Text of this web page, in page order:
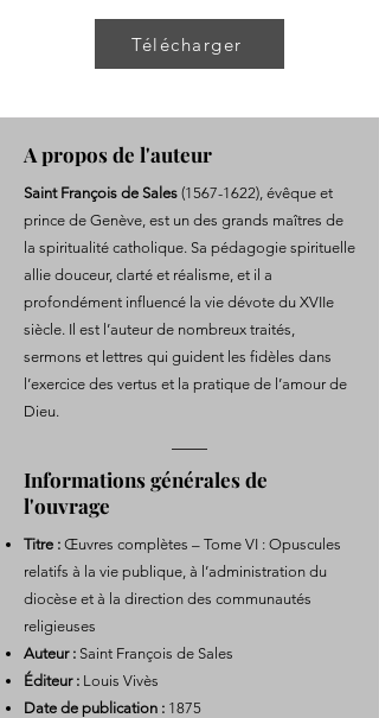
Télécharger
A propos de l'auteur
Saint François de Sales (1567-1622), évêque et
prince de Genève, est un des grands maîtres de
la spiritualité catholique. Sa pédagogie spirituelle
allie douceur, clarté et réalisme, et il a
profondément influencé la vie dévote du XVIIe
siècle. Il est l’auteur de nombreux traités,
sermons et lettres qui guident les fidèles dans
l’exercice des vertus et la pratique de l’amour de
Dieu.
Informations générales de
l'ouvrage
Titre : Œuvres complètes – Tome VI : Opuscules
relatifs à la vie publique, à l’administration du
diocèse et à la direction des communautés
religieuses
Auteur : Saint François de Sales
Éditeur : Louis Vivès
Date de publication : 1875